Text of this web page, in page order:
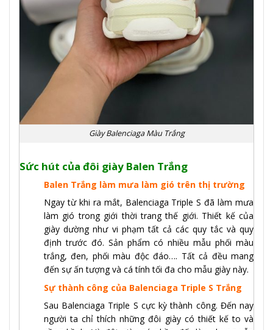
Giày Balenciaga Màu Trắng
Sức hút của đôi giày Balen Trắng
Balen Trắng làm mưa làm gió trên thị trường
Ngay từ khi ra mắt, Balenciaga Triple S đã làm mưa
làm gió trong giới thời trang thế giới. Thiết kế của
giày dường như vi phạm tất cả các quy tắc và quy
định trước đó. Sản phẩm có nhiều mẫu phối màu
trắng, đen, phối màu độc đáo…. Tất cả đều mang
đến sự ấn tượng và cá tính tối đa cho mẫu giày này.
Sự thành công của Balenciaga Triple S Trắng
Sau Balenciaga Triple S cực kỳ thành công. Đến nay
người ta chỉ thích những đôi giày có thiết kế to và